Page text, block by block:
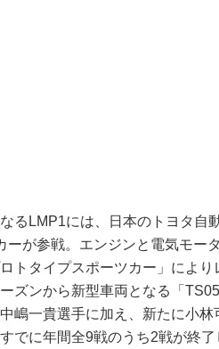
るLMP1には、日本のトヨタ自
ーが参戦。エンジンと電気モー
ロトタイプスポーツカー」によ
ズンから新型車両となる「
嶋一貴選手に加え、新たに小
でに年間全9戦のうち2戦が終